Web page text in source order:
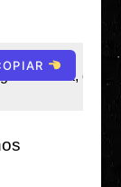
casa, é